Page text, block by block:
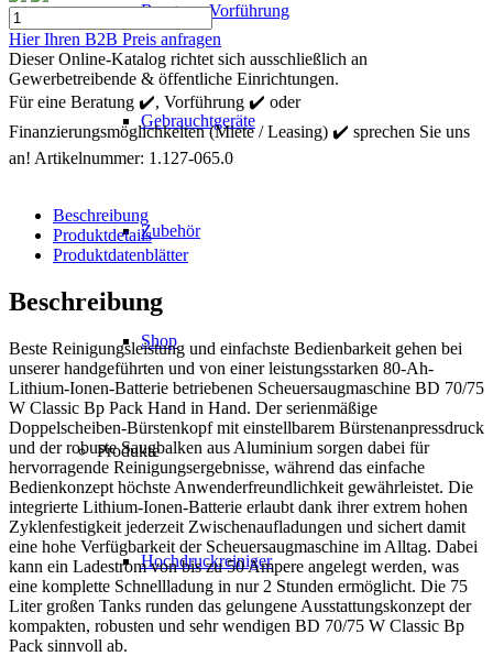
Beratung Vorführung
Gebrauchtgeräte
Zubehör
Shop
Produkte
Hochdruckreiniger
Kärcher
Scheuersaugmaschine
BD
70/75
W
Classic
Bp
Pack
+FC
Menge
Hier Ihren B2B Preis anfragen
Dieser Online-Katalog richtet sich ausschließlich an
Gewerbetreibende & öffentliche Einrichtungen.
Für eine Beratung ✔️, Vorführung ✔️ oder
Finanzierungsmöglichkeiten (Miete / Leasing) ✔️ sprechen Sie uns
an! Artikelnummer: 1.127-065.0
Beschreibung
Produktdetails
Produktdatenblätter
Beschreibung
Beste Reinigungsleistung und einfachste Bedienbarkeit gehen bei
unserer handgeführten und von einer leistungsstarken 80-Ah-
Lithium-Ionen-Batterie betriebenen Scheuersaugmaschine BD 70/75
W Classic Bp Pack Hand in Hand. Der serienmäßige
Doppelscheiben-Bürstenkopf mit einstellbarem Bürstenanpressdruck
und der robuste Saugbalken aus Aluminium sorgen dabei für
hervorragende Reinigungsergebnisse, während das einfache
Bedienkonzept höchste Anwenderfreundlichkeit gewährleistet. Die
integrierte Lithium-Ionen-Batterie erlaubt dank ihrer extrem hohen
Zyklenfestigkeit jederzeit Zwischenaufladungen und sichert damit
eine hohe Verfügbarkeit der Scheuersaugmaschine im Alltag. Dabei
kann ein Ladestrom von bis zu 50 Ampere angelegt werden, was
eine komplette Schnellladung in nur 2 Stunden ermöglicht. Die 75
Liter großen Tanks runden das gelungene Ausstattungskonzept der
kompakten, robusten und sehr wendigen BD 70/75 W Classic Bp
Pack sinnvoll ab.